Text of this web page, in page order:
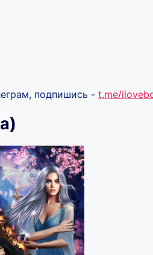
подпишись - t.me/